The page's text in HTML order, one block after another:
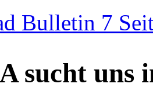
Bulletin 7
sucht uns